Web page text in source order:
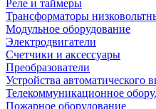
Реле и таймеры
Трансформаторы
Модульное оборудование
Электродвигатели
Счетчики и аксессуары
Преобразователи
Устройства
Телекоммуникационное
Пожарное оборудование